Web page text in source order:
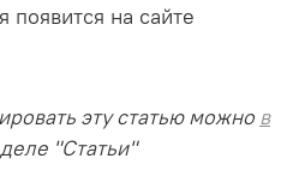
появится на сайте
эту статью можно в
"Статьи"